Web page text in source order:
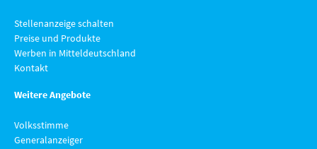
Stellenanzeige schalten
Preise und Produkte
Werben in Mitteldeutschland
Kontakt
Weitere Angebote
Volksstimme
Generalanzeiger